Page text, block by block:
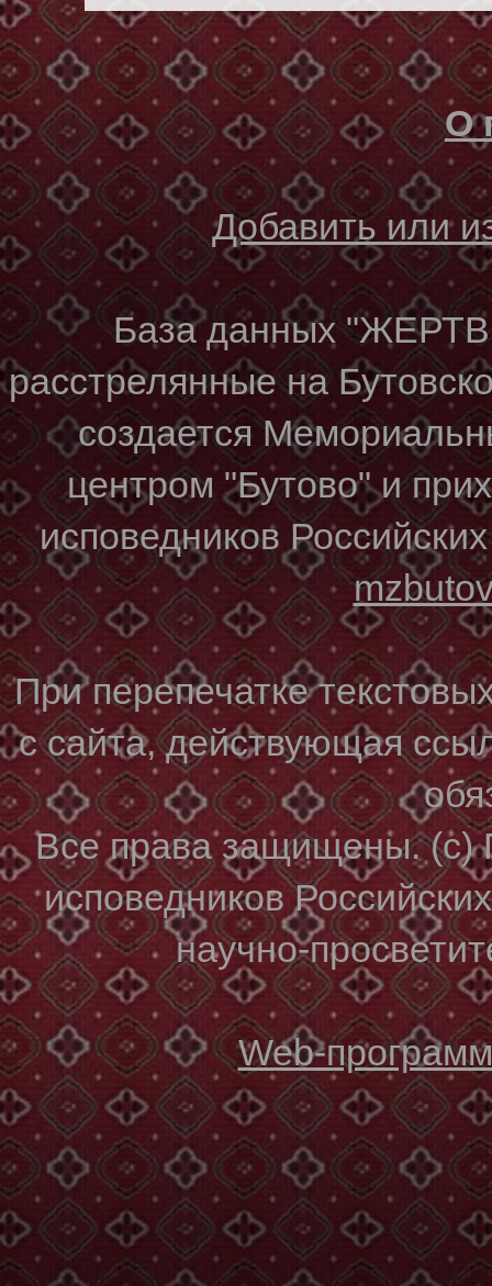
О
Добавить или
База данных
расстрелянные на
создается
центром "Бутово" и
исповедников
При перепечатке
с сайта, действующая
Все права защищены. (с)
исповедников
научно-
Web-